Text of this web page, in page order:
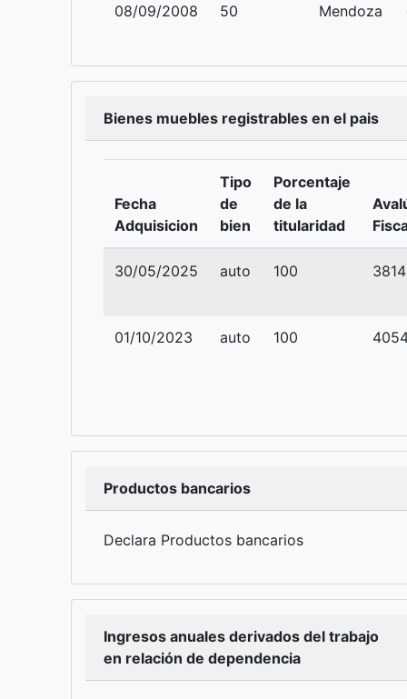
08/09/2008 50 Mendoza
Bienes muebles registrables en el pais
Fecha
Adquisicion
Tipo
de
bien
Porcentaje
de la
titularidad
30/05/2025 auto 100
01/10/2023 auto 100
Productos bancarios
Declara Productos bancarios
Ingresos anuales derivados del trabajo
en relación de dependencia